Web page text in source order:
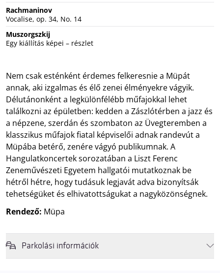
Rachmaninov
Vocalise, op. 34, No. 14
Muszorgszkij
Egy kiállítás képei – részlet
Nem csak esténként érdemes felkeresnie a Müpát
annak, aki izgalmas és élő zenei élményekre vágyik.
Délutánonként a legkülönfélébb műfajokkal lehet
találkozni az épületben: kedden a Zászlótérben a jazz és
a népzene, szerdán és szombaton az Üvegteremben a
klasszikus műfajok fiatal képviselői adnak randevút a
Müpába betérő, zenére vágyó publikumnak. A
Hangulatkoncertek sorozatában a Liszt Ferenc
Zeneművészeti Egyetem hallgatói mutatkoznak be
hétről hétre, hogy tudásuk legjavát adva bizonyítsák
tehetségüket és elhivatottságukat a nagyközönségnek.
Rendező: Müpa
Parkolási információk